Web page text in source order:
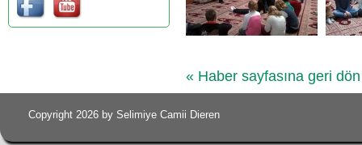
« Haber sayfasına geri dön
Copyright 2026 by Selimiye Camii Dieren